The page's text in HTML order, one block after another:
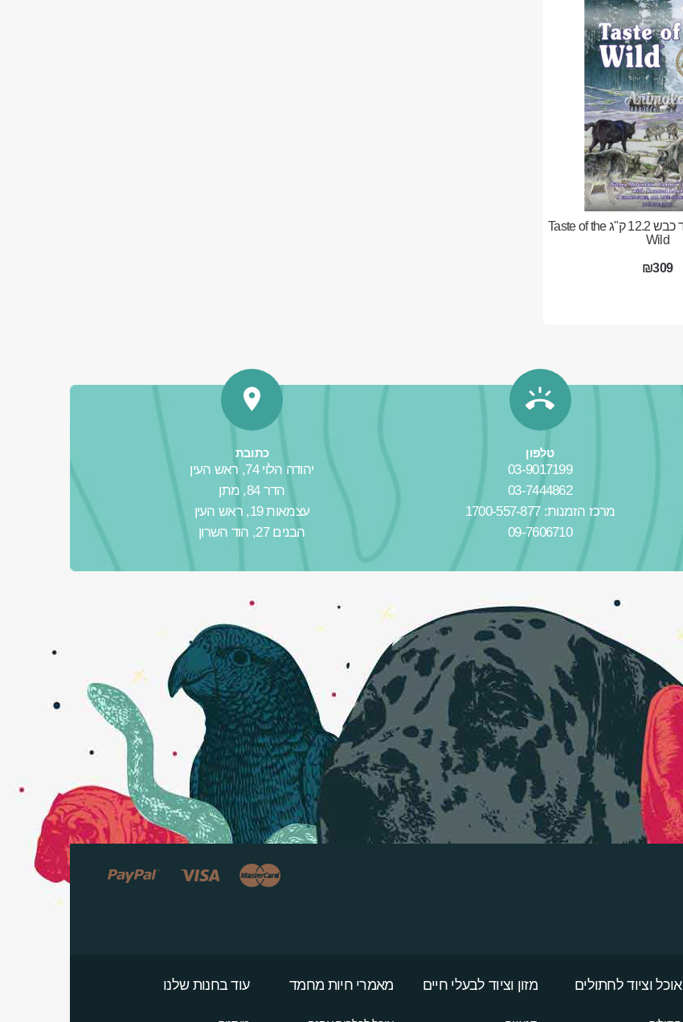
טייסט אוף דה ווילד כבש 12.2 ק"ג Taste of the
Wild
₪309
טלפון
03-9017199
03-7444862
מרכז הזמנות: 1700-557-877
09-7606710
כתובת
יהודה הלוי 74, ראש העין
הדר 84, מתן
עצמאות 19, ראש העין
הבנים 27, הוד השרון
אוכל וציוד לחתולים מזון וציוד לבעלי חיים מאמרי חיות מחמד עוד בחנות שלנו